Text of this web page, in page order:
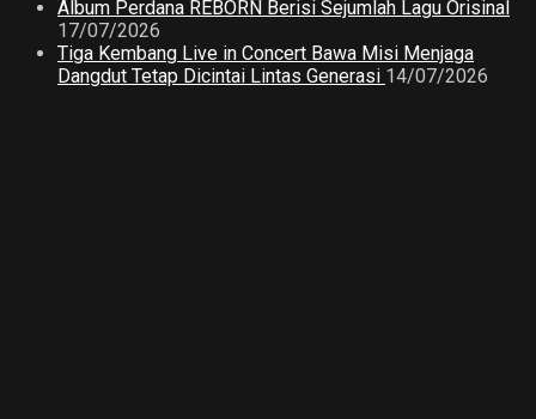
Album Perdana REBORN Berisi Sejumlah Lagu Orisinal
17/07/2026
Tiga Kembang Live in Concert Bawa Misi Menjaga
Dangdut Tetap Dicintai Lintas Generasi 14/07/2026